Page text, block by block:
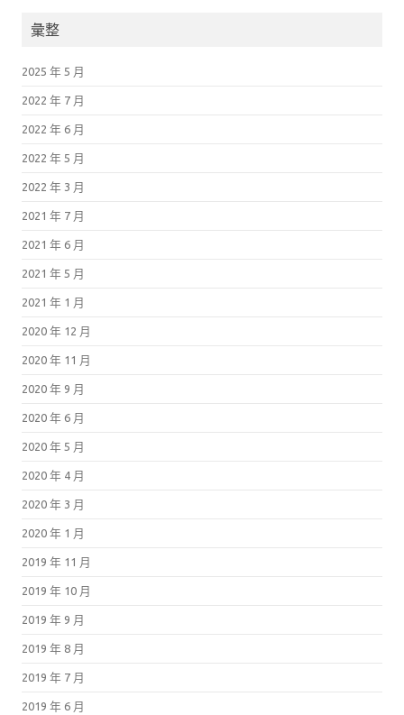
彙整
2025 年 5 月
2022 年 7 月
2022 年 6 月
2022 年 5 月
2022 年 3 月
2021 年 7 月
2021 年 6 月
2021 年 5 月
2021 年 1 月
2020 年 12 月
2020 年 11 月
2020 年 9 月
2020 年 6 月
2020 年 5 月
2020 年 4 月
2020 年 3 月
2020 年 1 月
2019 年 11 月
2019 年 10 月
2019 年 9 月
2019 年 8 月
2019 年 7 月
2019 年 6 月